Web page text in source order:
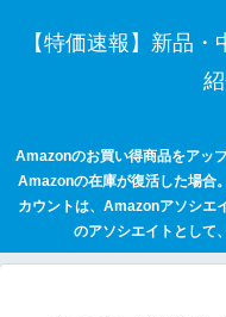
【特価速報】新品
Amazonのお買い得商品をアッ
Amazonの在庫が復活した場合
カウントは、Amazonアソシエ
のアソシエイトとして